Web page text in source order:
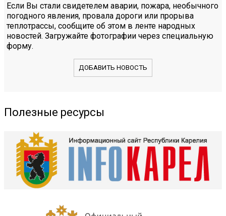
Если Вы стали свидетелем аварии, пожара, необычного
погодного явления, провала дороги или прорыва
теплотрассы, сообщите об этом в ленте народных
новостей. Загружайте фотографии через специальную
форму.
ДОБАВИТЬ НОВОСТЬ
Полезные ресурсы